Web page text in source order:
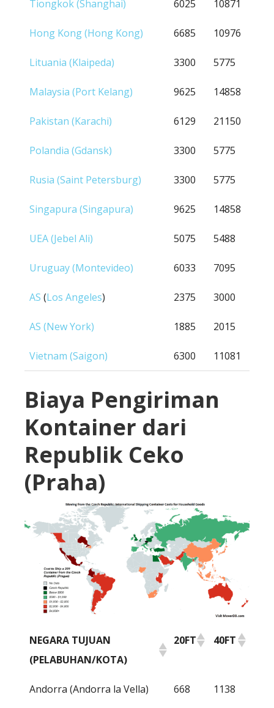
Tiongkok (Shanghai) 6025 10871
Hong Kong (Hong Kong) 6685 10976
Lituania (Klaipeda) 3300 5775
Malaysia (Port Kelang) 9625 14858
Pakistan (Karachi) 6129 21150
Polandia (Gdansk) 3300 5775
Rusia (Saint Petersburg) 3300 5775
Singapura (Singapura) 9625 14858
UEA (Jebel Ali) 5075 5488
Uruguay (Montevideo) 6033 7095
AS (Los Angeles) 2375 3000
AS (New York) 1885 2015
Vietnam (Saigon) 6300 11081
Biaya Pengiriman
Kontainer dari
Republik Ceko
(Praha)
NEGARA TUJUAN
(PELABUHAN/KOTA)
20FT 40FT
NEGARA TUJUAN
20FT 40FT
Andorra (Andorra la Vella) 668 1138